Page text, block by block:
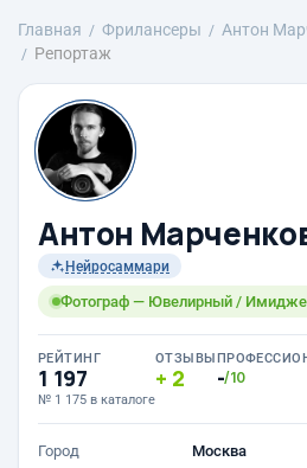
Главная Фрилансеры Антон
Репортаж
Антон
Нейросаммари
Фотограф — Ювелирный /
РЕЙТИНГ
1 197
№ 1 175 в каталоге
ОТЗЫВЫ
2 -/10
Город
Москва